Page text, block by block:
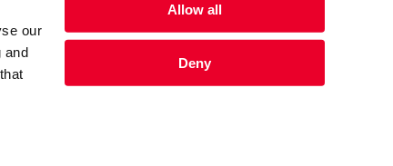
our
and
Allow all
Deny